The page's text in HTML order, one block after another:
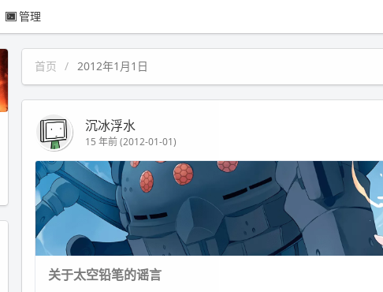
管理
首页 2012年1月1日
沉冰浮水
15 年前 (2012-01-01)
关于太空铅笔的谣言